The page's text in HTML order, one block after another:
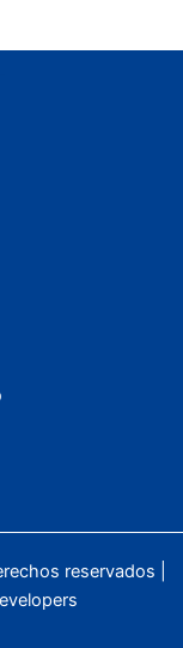
reservados |